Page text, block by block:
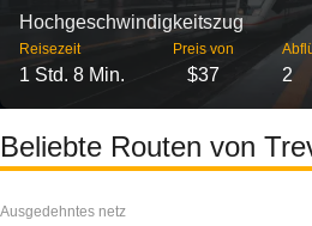
Hochgeschwindigkeitszug
Reisezeit
1 Std. 8 Min.
Preis von
$37 2
Beliebte Routen von
Ausgedehntes netz